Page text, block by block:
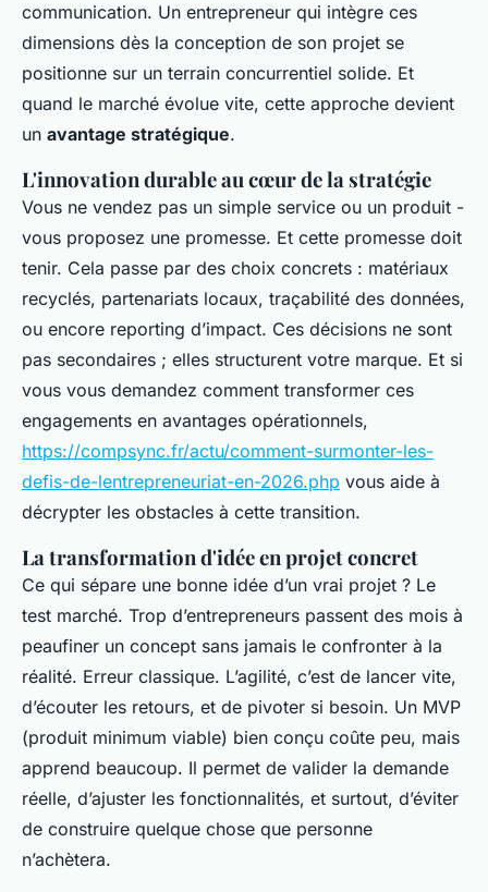
communication. Un entrepreneur qui intègre ces
dimensions dès la conception de son projet se
positionne sur un terrain concurrentiel solide. Et
quand le marché évolue vite, cette approche devient
un avantage stratégique.
L'innovation durable au cœur de la stratégie
Vous ne vendez pas un simple service ou un produit -
vous proposez une promesse. Et cette promesse doit
tenir. Cela passe par des choix concrets : matériaux
recyclés, partenariats locaux, traçabilité des données,
ou encore reporting d’impact. Ces décisions ne sont
pas secondaires ; elles structurent votre marque. Et si
vous vous demandez comment transformer ces
engagements en avantages opérationnels,
https://compsync.fr/actu/comment-surmonter-les-
defis-de-lentrepreneuriat-en-2026.php vous aide à
décrypter les obstacles à cette transition.
La transformation d'idée en projet concret
Ce qui sépare une bonne idée d’un vrai projet ? Le
test marché. Trop d’entrepreneurs passent des mois à
peaufiner un concept sans jamais le confronter à la
réalité. Erreur classique. L’agilité, c’est de lancer vite,
d’écouter les retours, et de pivoter si besoin. Un MVP
(produit minimum viable) bien conçu coûte peu, mais
apprend beaucoup. Il permet de valider la demande
réelle, d’ajuster les fonctionnalités, et surtout, d’éviter
de construire quelque chose que personne
n’achètera.